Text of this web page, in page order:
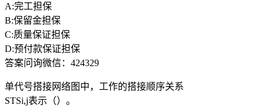
A:完工担保
B:保留金担保
C:质量保证担保
D:预付款保证担保
答案问询微信：424329
单代号搭接网络图中，工作的搭接顺序关系
STSi,j表示（）。